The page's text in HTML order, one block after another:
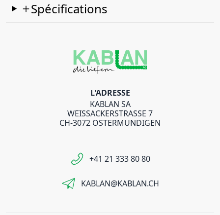
Spécifications
L'ADRESSE
KABLAN SA
WEISSACKERSTRASSE 7
CH-3072 OSTERMUNDIGEN
+41 21 333 80 80
KABLAN@KABLAN.CH